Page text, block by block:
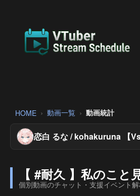
HOME 動画一覧 動画統計
恋白 るな / kohakuruna 【
【 #耐久 】私のこ
個別動画のチャット・支援イベント